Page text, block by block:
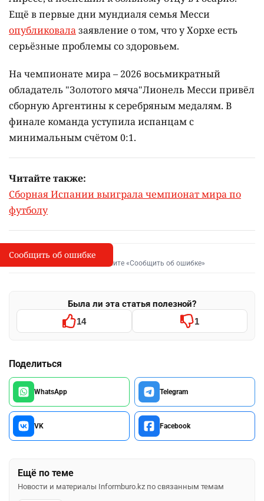
Ещё в первые дни мундиаля семья Месси
опубликовалазаявление о том, что у Хорхе есть
серьёзные проблемы со здоровьем.
На чемпионате мира – 2026 восьмикратный
обладатель "Золотого мяча"Лионель Месси привёл
сборную Аргентины к серебряным медалям. В
финале команда уступила испанцам с
минимальным счётом 0:1.
Читайте также:
Сборная Испании выиграла чемпионат мира по
футболу
I
Сообщить об опечатке
Выделите фрагмент и нажмите «Сообщить об ошибке»
Была ли эта статья полезной?
14 1
Поделиться
WhatsApp Telegram
VK Facebook
Ещё по теме
Новости и материалы Informburo.kz по связанным темам
Сообщить об ошибке